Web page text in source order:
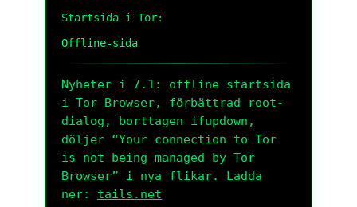
Startsida i Tor:
Offline-sida
Nyheter i 7.1: offline startsida
i Tor Browser, förbättrad root-
dialog, borttagen ifupdown ,
döljer “Your connection to Tor
is not being managed by Tor
Browser” i nya flikar. Ladda
ner: tails.net